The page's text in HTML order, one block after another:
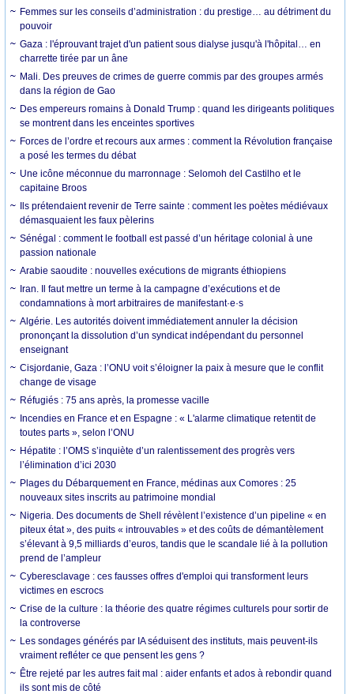
Femmes sur les conseils d’administration : du prestige… au détriment du
pouvoir
Gaza : l'éprouvant trajet d'un patient sous dialyse jusqu'à l'hôpital… en
charrette tirée par un âne
Mali. Des preuves de crimes de guerre commis par des groupes armés
dans la région de Gao
Des empereurs romains à Donald Trump : quand les dirigeants politiques
se montrent dans les enceintes sportives
Forces de l’ordre et recours aux armes : comment la Révolution française
a posé les termes du débat
Une icône méconnue du marronnage : Selomoh del Castilho et le
capitaine Broos
Ils prétendaient revenir de Terre sainte : comment les poètes médiévaux
démasquaient les faux pèlerins
Sénégal : comment le football est passé d’un héritage colonial à une
passion nationale
Arabie saoudite : nouvelles exécutions de migrants éthiopiens
Iran. Il faut mettre un terme à la campagne d’exécutions et de
condamnations à mort arbitraires de manifestant·e·s
Algérie. Les autorités doivent immédiatement annuler la décision
prononçant la dissolution d’un syndicat indépendant du personnel
enseignant
Cisjordanie, Gaza : l’ONU voit s’éloigner la paix à mesure que le conflit
change de visage
Réfugiés : 75 ans après, la promesse vacille
Incendies en France et en Espagne : « L'alarme climatique retentit de
toutes parts », selon l’ONU
Hépatite : l’OMS s’inquiète d’un ralentissement des progrès vers
l’élimination d’ici 2030
Plages du Débarquement en France, médinas aux Comores : 25
nouveaux sites inscrits au patrimoine mondial
Nigeria. Des documents de Shell révèlent l’existence d’un pipeline « en
piteux état », des puits « introuvables » et des coûts de démantèlement
s’élevant à 9,5 milliards d’euros, tandis que le scandale lié à la pollution
prend de l’ampleur
Cyberesclavage : ces fausses offres d'emploi qui transforment leurs
victimes en escrocs
Crise de la culture : la théorie des quatre régimes culturels pour sortir de
la controverse
Les sondages générés par IA séduisent des instituts, mais peuvent-ils
vraiment refléter ce que pensent les gens ?
Être rejeté par les autres fait mal : aider enfants et ados à rebondir quand
ils sont mis de côté